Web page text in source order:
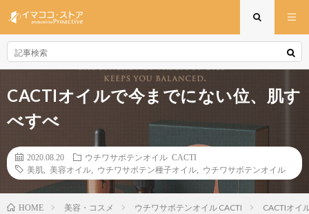
CACTIオイルで今までにない位、肌す
べすべ
2020.08.20
ウチワサボテンオイル CACTI
美肌
美容オイル ウチワサボテン種子オイル ウチワサボテンオイル
HOME 美容・コスメ ウチワサボテンオイル CACTI CACTIオイ